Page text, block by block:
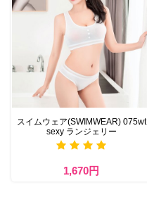
スイムウェア(SWIMWEAR) 075wt
sexy ランジェリー
1,670円